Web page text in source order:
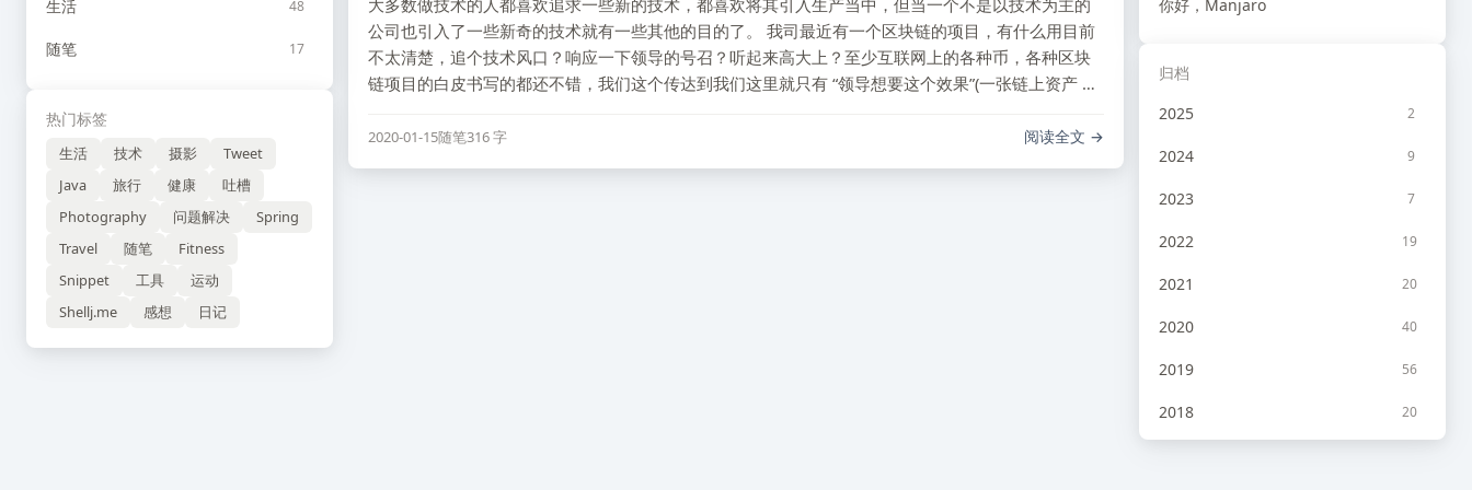
生活 48
随笔 17
热门标签
生活 技术 摄影
Tweet
Java
旅行 健康
吐槽
Photography
问题解决
Spring
Travel
随笔
Fitness
Snippet
工具
运动
Shellj.me
感想 日记
大多数做技术的人都喜欢追求一些新的技术，都喜欢将其引入生产当中，但当一个不是以技术为主的
公司也引入了一些新奇的技术就有一些其他的目的了。 我司最近有一个区块链的项目，有什么用目前
不太清楚，追个技术风口？响应一下领导的号召？听起来高大上？至少互联网上的各种币，各种区块
链项目的白皮书写的都还不错，我们这个传达到我们这里就只有 “领导想要这个效果”(一张链上资产 …
2020-01-15随笔316 字 阅读全文
你好，Manjaro
归档
2025
2
2024 9
2023 7
2022 19
2021 20
2020 40
2019 56
2018 20